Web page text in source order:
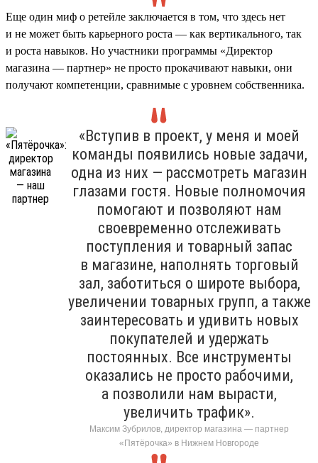
Еще один миф о ретейле заключается в том, что здесь нет
и не может быть карьерного роста — как вертикального, так
и роста навыков. Но участники программы «Директор
магазина — партнер» не просто прокачивают навыки, они
получают компетенции, сравнимые с уровнем собственника.
«Вступив в проект, у меня и моей
команды появились новые задачи,
одна из них — рассмотреть магазин
глазами гостя. Новые полномочия
помогают и позволяют нам
своевременно отслеживать
поступления и товарный запас
в магазине, наполнять торговый
зал, заботиться о широте выбора,
увеличении товарных групп, а также
заинтересовать и удивить новых
покупателей и удержать
постоянных. Все инструменты
оказались не просто рабочими,
а позволили нам вырасти,
увеличить трафик».
Максим Зубрилов, директор магазина — партнер
«Пятёрочка» в Нижнем Новгороде